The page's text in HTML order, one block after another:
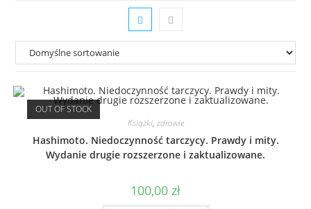
OUT OF STOCK
Książki, zdrowie
Hashimoto. Niedoczynność tarczycy. Prawdy i mity.
Wydanie drugie rozszerzone i zaktualizowane.
100,00 zł